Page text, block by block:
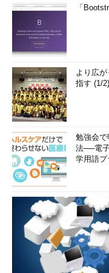
「
より広
指す (1/2)
勉強会
法──電
学用語